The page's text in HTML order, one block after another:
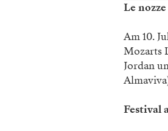
Le
Am 10.
Mozarts
Jordan
Festival